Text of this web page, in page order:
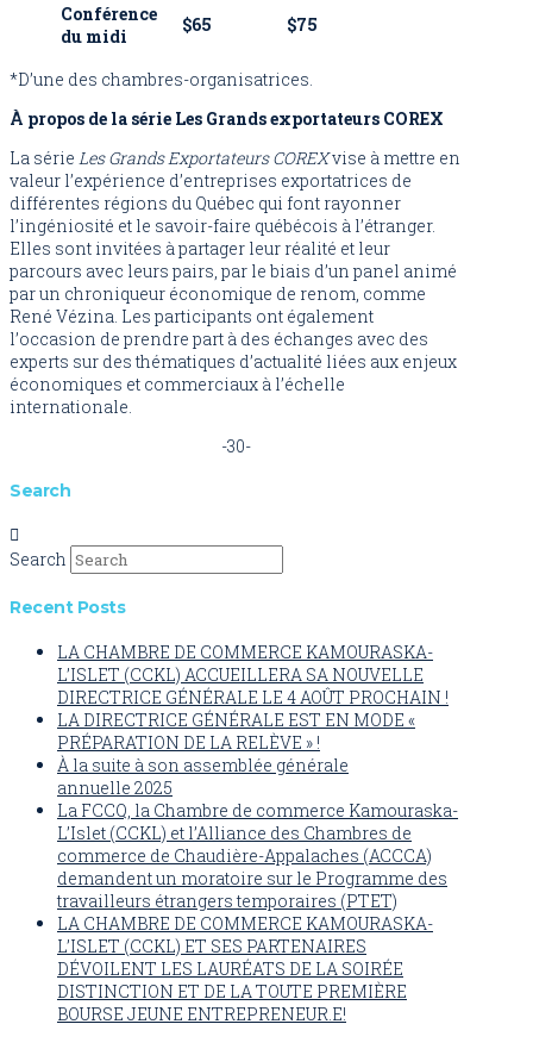
Conférence
du midi
$65 $75
*D’une des chambres-organisatrices.
À propos de la série Les Grands exportateurs COREX
La série Les Grands Exportateurs COREXvise à mettre en
valeur l’expérience d’entreprises exportatrices de
différentes régions du Québec qui font rayonner
l’ingéniosité et le savoir-faire québécois à l’étranger.
Elles sont invitées à partager leur réalité et leur
parcours avec leurs pairs, par le biais d’un panel animé
par un chroniqueur économique de renom, comme
René Vézina. Les participants ont également
l’occasion de prendre part à des échanges avec des
experts sur des thématiques d’actualité liées aux enjeux
économiques et commerciaux à l’échelle
internationale.
-30-
Search
Search
Recent Posts
LA CHAMBRE DE COMMERCE KAMOURASKA-
L’ISLET (CCKL) ACCUEILLERA SA NOUVELLE
DIRECTRICE GÉNÉRALE LE 4 AOÛT PROCHAIN !
LA DIRECTRICE GÉNÉRALE EST EN MODE «
PRÉPARATION DE LA RELÈVE » !
À la suite à son assemblée générale
annuelle 2025
La FCCQ, la Chambre de commerce Kamouraska-
L’Islet (CCKL) et l’Alliance des Chambres de
commerce de Chaudière-Appalaches (ACCCA)
demandent un moratoire sur le Programme des
travailleurs étrangers temporaires (PTET)
LA CHAMBRE DE COMMERCE KAMOURASKA-
L’ISLET (CCKL) ET SES PARTENAIRES
DÉVOILENT LES LAURÉATS DE LA SOIRÉE
DISTINCTION ET DE LA TOUTE PREMIÈRE
BOURSE JEUNE ENTREPRENEUR.E!